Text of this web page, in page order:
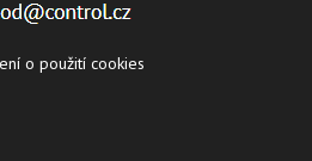
o použití cookies